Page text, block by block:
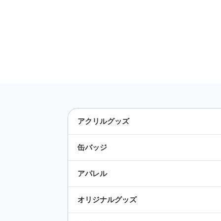
アクリルグッズ
缶バッジ
アパレル
オリジナルグッズ